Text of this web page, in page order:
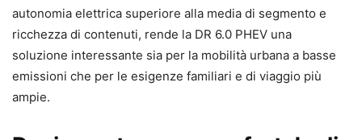
autonomia elettrica superiore alla media di segmento e
ricchezza di contenuti, rende la DR 6.0 PHEV una
soluzione interessante sia per la mobilità urbana a basse
emissioni che per le esigenze familiari e di viaggio più
ampie.